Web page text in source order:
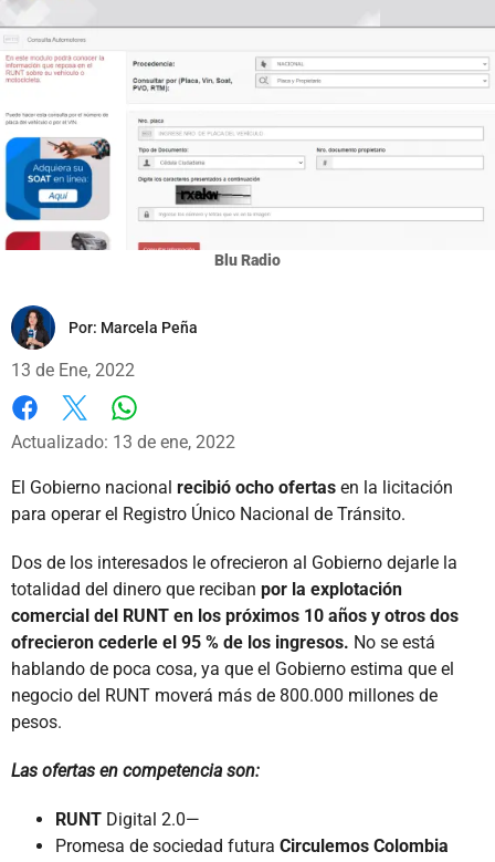
Blu Radio
Por: Marcela Peña
13 de Ene, 2022
Facebook
X
Actualizado: 13 de ene, 2022
El Gobierno nacional recibió ocho ofertas en la licitación
para operar el Registro Único Nacional de Tránsito.
Dos de los interesados le ofrecieron al Gobierno dejarle la
totalidad del dinero que reciban por la explotación
comercial del RUNT en los próximos 10 años y otros dos
ofrecieron cederle el 95 % de los ingresos. No se está
hablando de poca cosa, ya que el Gobierno estima que el
negocio del RUNT moverá más de 800.000 millones de
pesos.
Las ofertas en competencia son:
RUNT Digital 2.0—
Promesa de sociedad futura Circulemos Colombia